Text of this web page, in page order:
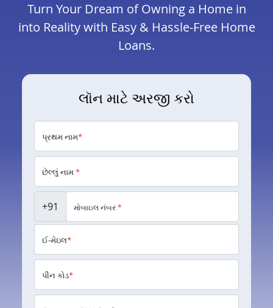
Turn Your Dream of Owning a Home in
into Reality with Easy & Hassle-Free Home
Loans.
લૉન માટે અરજી કરો
પ્રથમ નામ*
છેલ્લું નામ*
+91 મોબાઇલ નંબર*
ઈ-મેઇલ*
પીન કોડ*